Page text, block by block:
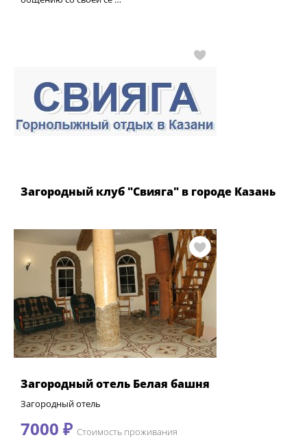
Загородный клуб "Свияга" в городе Казань
Загородный отель Белая башня
Загородный отель
7000 ₽ Стоимость проживания